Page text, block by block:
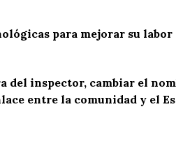
para mejorar su labor
inspector, cambiar el
entre la comunidad y el